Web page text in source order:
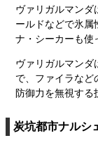
ヴァリガルマンダ
ールドなどで氷属
ナ・シーカーも使
ヴァリガルマンダ
で、ファイラなど
防御力を無視する
炭坑都市ナルシ